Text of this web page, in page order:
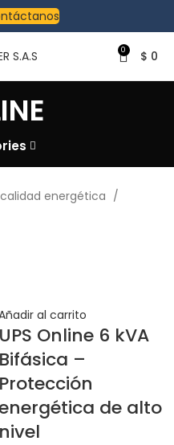
0 $ 0
energética
al carrito
UPS Online 6 kVA
Bifásica –
Protección
de alto
nivel